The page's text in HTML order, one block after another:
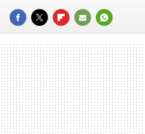
FACEBOOK
TWITTERFLIPBOARD
E-
MAIL
WHATSAPP